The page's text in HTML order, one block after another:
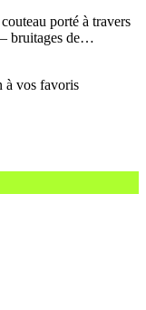
porté à travers
bruitages de…